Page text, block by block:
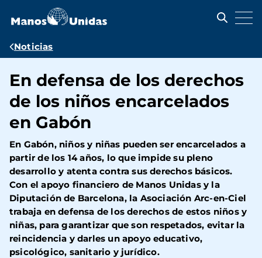
contenido
Ruta
navegación
Noticias
En defensa de los derechos
de los niños encarcelados
en Gabón
En Gabón, niños y niñas pueden ser encarcelados a
partir de los 14 años, lo que impide su pleno
desarrollo y atenta contra sus derechos básicos.
Con el apoyo financiero de Manos Unidas y la
Diputación de Barcelona, la Asociación Arc-en-Ciel
trabaja en defensa de los derechos de estos niños y
niñas, para garantizar que son respetados, evitar la
reincidencia y darles un apoyo educativo,
psicológico, sanitario y jurídico.